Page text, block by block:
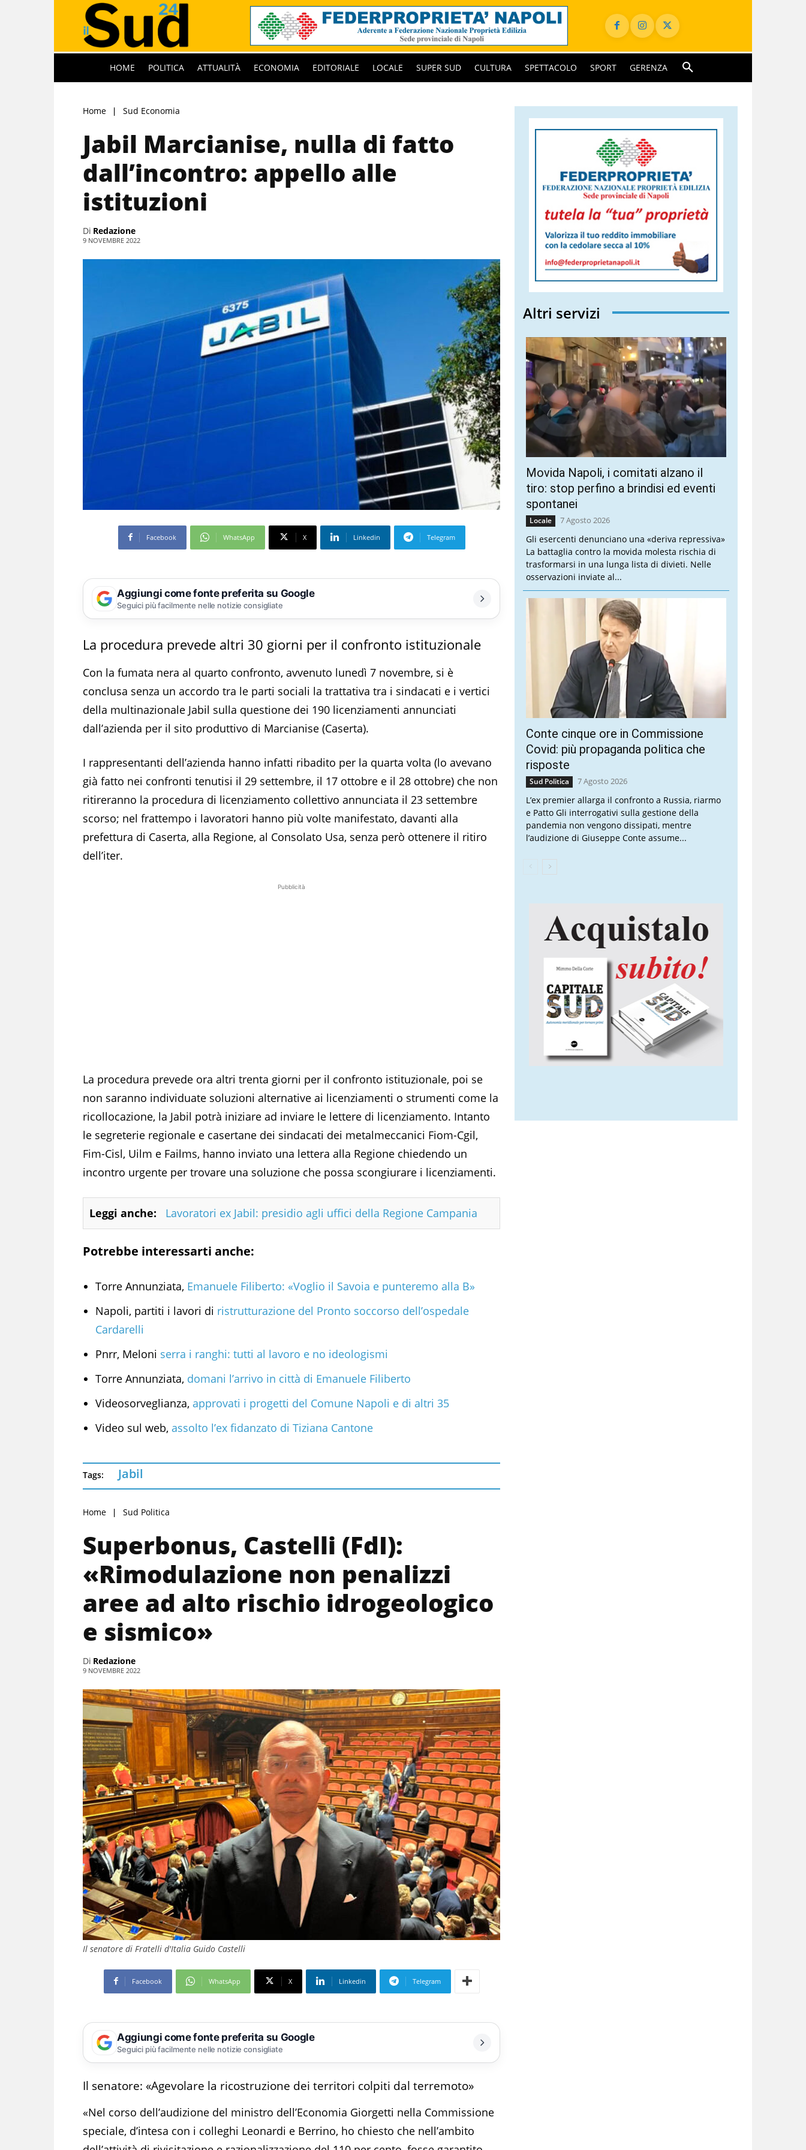
HOME POLITICA ATTUALITÀ ECONOMIA EDITORIALE LOCALE SUPER SUD CULTURA SPETTACOLO SPORT GERENZA
Home Sud Economia
Jabil Marcianise, nulla di fatto
dall’incontro: appello alle
istituzioni
Di Redazione
9 NOVEMBRE 2022
Facebook WhatsApp X Linkedin Telegram
Aggiungi come fonte preferita su Google
Seguici più facilmente nelle notizie consigliate
La procedura prevede altri 30 giorni per il confronto istituzionale
Con la fumata nera al quarto confronto, avvenuto lunedì 7 novembre, si è
conclusa senza un accordo tra le parti sociali la trattativa tra i sindacati e i vertici
della multinazionale Jabil sulla questione dei 190 licenziamenti annunciati
dall’azienda per il sito produttivo di Marcianise (Caserta).
I rappresentanti dell’azienda hanno infatti ribadito per la quarta volta (lo avevano
già fatto nei confronti tenutisi il 29 settembre, il 17 ottobre e il 28 ottobre) che non
ritireranno la procedura di licenziamento collettivo annunciata il 23 settembre
scorso; nel frattempo i lavoratori hanno più volte manifestato, davanti alla
prefettura di Caserta, alla Regione, al Consolato Usa, senza però ottenere il ritiro
dell’iter.
Pubblicità
La procedura prevede ora altri trenta giorni per il confronto istituzionale, poi se
non saranno individuate soluzioni alternative ai licenziamenti o strumenti come la
ricollocazione, la Jabil potrà iniziare ad inviare le lettere di licenziamento. Intanto
le segreterie regionale e casertane dei sindacati dei metalmeccanici Fiom-Cgil,
Fim-Cisl, Uilm e Failms, hanno inviato una lettera alla Regione chiedendo un
incontro urgente per trovare una soluzione che possa scongiurare i licenziamenti.
Leggi anche: Lavoratori ex Jabil: presidio agli uffici della Regione Campania
Potrebbe interessarti anche:
Torre Annunziata, Emanuele Filiberto: «Voglio il Savoia e punteremo alla B»
Napoli, partiti i lavori di ristrutturazione del Pronto soccorso dell’ospedale
Cardarelli
Pnrr, Meloni serra i ranghi: tutti al lavoro e no ideologismi
Torre Annunziata, domani l’arrivo in città di Emanuele Filiberto
Videosorveglianza, approvati i progetti del Comune Napoli e di altri 35
Video sul web, assolto l’ex fidanzato di Tiziana Cantone
Tags: Jabil
Home Sud Politica
Superbonus, Castelli (FdI):
«Rimodulazione non penalizzi
aree ad alto rischio idrogeologico
e sismico»
Di Redazione
9 NOVEMBRE 2022
Il senatore di Fratelli d'Italia Guido Castelli
Facebook WhatsApp X Linkedin Telegram
Aggiungi come fonte preferita su Google
Seguici più facilmente nelle notizie consigliate
Il senatore: «Agevolare la ricostruzione dei territori colpiti dal terremoto»
«Nel corso dell’audizione del ministro dell’Economia Giorgetti nella Commissione
speciale, d’intesa con i colleghi Leonardi e Berrino, ho chiesto che nell’ambito
Altri servizi
Movida Napoli, i comitati alzano il
tiro: stop perfino a brindisi ed eventi
spontanei
Locale 7 Agosto 2026
Gli esercenti denunciano una «deriva repressiva»
La battaglia contro la movida molesta rischia di
trasformarsi in una lunga lista di divieti. Nelle
osservazioni inviate al...
Conte cinque ore in Commissione
Covid: più propaganda politica che
risposte
Sud Politica 7 Agosto 2026
L’ex premier allarga il confronto a Russia, riarmo
e Patto Gli interrogativi sulla gestione della
pandemia non vengono dissipati, mentre
l’audizione di Giuseppe Conte assume...